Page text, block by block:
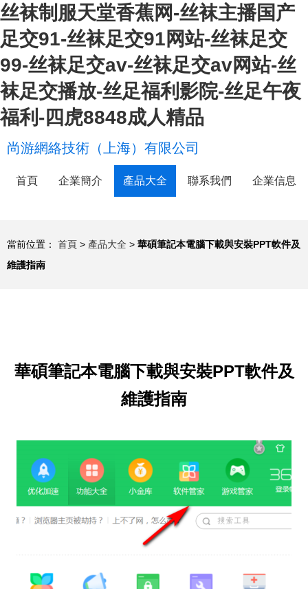
丝袜制服天堂香蕉网-丝袜主播国产
足交91-丝袜足交91网站-丝袜足交
99-丝袜足交av-丝袜足交av网站-丝
袜足交播放-丝足福利影院-丝足午夜
福利-四虎8848成人精品
尚游網絡技術（上海）有限公司
首頁 企業簡介 產品大全 聯系我們 企業信息
當前位置： 首頁 > 產品大全 > 華碩筆記本電腦下載與安裝PPT軟件及
維護指南
華碩筆記本電腦下載與安裝PPT軟件及
維護指南